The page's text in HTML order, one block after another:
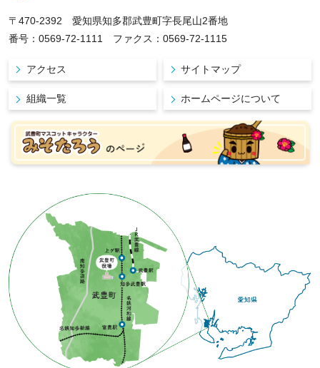
〒470-2392 愛知県知多郡武豊町字長尾山2番地
番号：0569-72-1111 ファクス：0569-72-1115
アクセス サイトマップ
組織一覧 ホームページについて